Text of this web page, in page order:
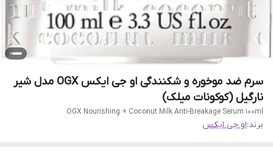
سرم ضد موخوره و شکنندگی او جی ایکس OGX مدل شیر
نارگیل (کوکونات میلک)
OGX Nourishing + Coconut Milk Anti-Breakage Serum 100ml
برند:او جی ایکس